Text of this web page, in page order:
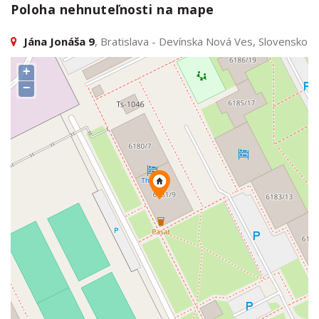
Poloha nehnuteľnosti na mape
Jána Jonáša 9, Bratislava - Devínska Nová Ves, Slovensko
+
−